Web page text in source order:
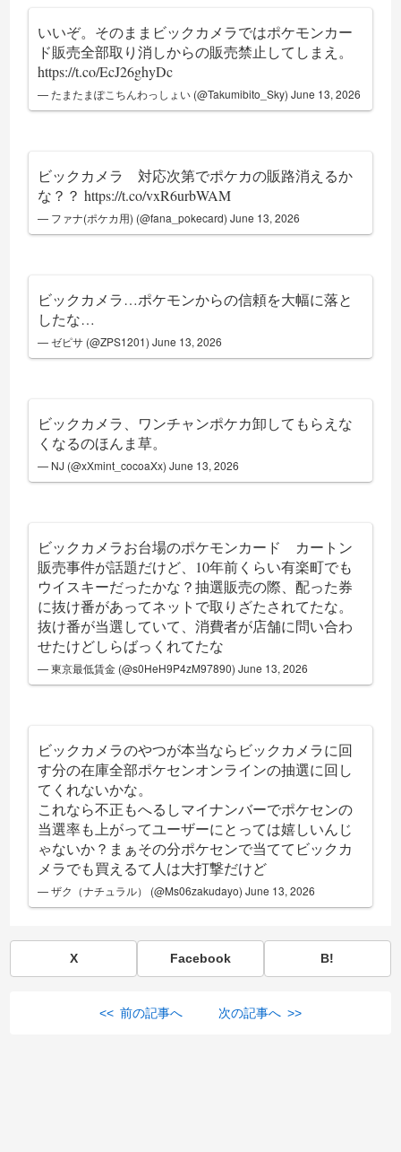
いいぞ。そのままビックカメラではポケモンカー
ド販売全部取り消しからの販売禁止してしまえ。
https://t.co/EcJ26ghyDc
— たまたまぽこちんわっしょい (@Takumibito_Sky)June 13, 2026
ビックカメラ 対応次第でポケカの販路消えるか
な？？https://t.co/vxR6urbWAM
— ファナ(ポケカ用) (@fana_pokecard)June 13, 2026
ビックカメラ…ポケモンからの信頼を大幅に落と
したな…
— ゼピサ (@ZPS1201)June 13, 2026
ビックカメラ、ワンチャンポケカ卸してもらえな
くなるのほんま草。
— NJ (@xXmint_cocoaXx)June 13, 2026
ビックカメラお台場のポケモンカード カートン
販売事件が話題だけど、10年前くらい有楽町でも
ウイスキーだったかな？抽選販売の際、配った券
に抜け番があってネットで取りざたされてたな。
抜け番が当選していて、消費者が店舗に問い合わ
せたけどしらばっくれてたな
— 東京最低賃金 (@s0HeH9P4zM97890)June 13, 2026
ビックカメラのやつが本当ならビックカメラに回
す分の在庫全部ポケセンオンラインの抽選に回し
てくれないかな。
これなら不正もへるしマイナンバーでポケセンの
当選率も上がってユーザーにとっては嬉しいんじ
ゃないか？まぁその分ポケセンで当ててビックカ
メラでも買えるて人は大打撃だけど
— ザク（ナチュラル） (@Ms06zakudayo)June 13, 2026
X Facebook B!
<< 前の記事へ 次の記事へ >>